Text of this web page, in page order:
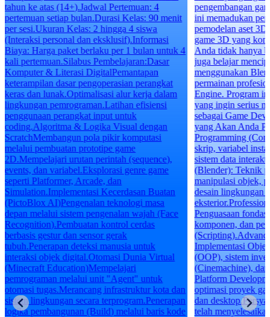
tahun ke atas (14+).Jadwal Pertemuan: 4
pertemuan setiap bulan.Durasi Kelas: 90 menit
per sesi.Ukuran Kelas: 2 hingga 4 siswa
(Interaksi personal dan eksklusif).Informasi
Biaya: Harga paket berlaku per 1 bulan untuk 4
kali pertemuan.Silabus Pembelajaran:Dasar
Komputer & Literasi DigitalPemantapan
keterampilan dasar pengoperasian perangkat
keras dan lunak.Optimalisasi alur kerja dalam
lingkungan pemrograman.Latihan efisiensi
penggunaan perangkat input untuk
coding.Algoritma & Logika Visual dengan
ScratchMembangun pola pikir komputasi
melalui pembuatan prototipe game
2D.Mempelajari urutan perintah (sequence),
events, dan variabel.Eksplorasi genre game
seperti Platformer, Arcade, dan
Simulation.Implementasi Kecerdasan Buatan
(PictoBlox AI)Pengenalan teknologi masa
depan melalui sistem pengenalan wajah (Face
Recognition).Pembuatan kontrol cerdas
berbasis gestur dan sensor gerak
tubuh.Penerapan deteksi manusia untuk
interaksi objek digital.Otomasi Dunia Virtual
(Minecraft Education)Mempelajari
pemrograman melalui unit "Agent" untuk
otomasi tugas.Merancang infrastruktur kota dan
sistem lingkungan secara terprogram.Penerapan
logika pembangunan (Build) melalui baris kode
pengembangan
ini memadukan
pemodelan aset
game 3D yang
Anda tidak hanya
juga belajar
menggunakan
permainan
Engine. Program
yang ingin serius
sebagai Game
yang Akan Anda
Programming
skrip, variabel
sistem data
(Blender): Teknik
manipulasi objek,
desain lingkungan
Penguasaan
komponen, dan
Implementasi
(OOP), sistem
(Cinemachine),
Platform
optimasi proyek
dan
telah